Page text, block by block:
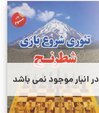
در انبار موجود نمی باشد